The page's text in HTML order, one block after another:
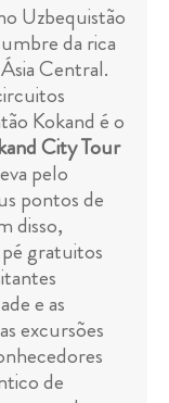
Uzbequistão
da rica
Central.
Kokand é o
City Tour
pelo
pontos de
disso,
gratuitos
e as
excursões
de